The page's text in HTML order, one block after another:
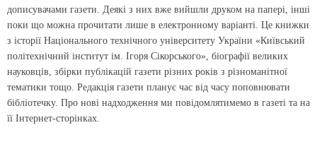
дописувачами газети. Деякі з них вже вийшли друком на папері, інші
поки що можна прочитати лише в електронному варіанті. Це книжки
з історії Національного технічного університету України «Київський
політехнічний інститут ім. Ігоря Сікорського», біографії великих
науковців, збірки публікацій газети різних років з різноманітної
тематики тощо. Редакція газети планує час від часу поповнювати
бібліотечку. Про нові надходження ми повідомлятимемо в газеті та на
її Інтернет-сторінках.